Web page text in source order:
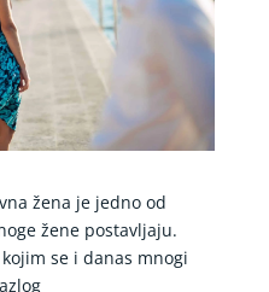
žena je jedno od
žene postavljaju.
se i danas mnogi